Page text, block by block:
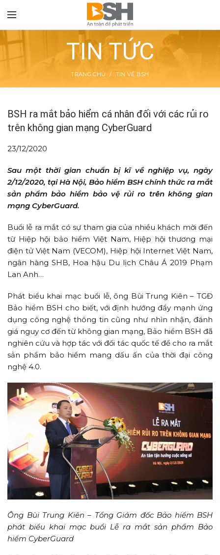
TIN TỨC
TRANG CHỦ TIN VỀ BSH
BSH ra mắt bảo hiểm cá nhân đối với các rủi ro
trên không gian mạng CyberGuard
23/12/2020
Sau một thời gian chuẩn bị kĩ về nghiệp vụ, ngày
2/12/2020, tại Hà Nội, Bảo hiểm BSH chính thức ra mắt
sản phẩm bảo hiểm bảo vệ rủi ro trên không gian
mạng CyberGuard.
Buổi lễ ra mắt có sự tham gia của nhiều khách mời đến
từ Hiệp hội bảo hiểm Việt Nam, Hiệp hội thương mại
điện tử Việt Nam (VECOM), Hiệp hội Internet Việt Nam,
ngân hàng SHB, Hoa hậu Du lịch Châu Á 2019 Phạm
Lan Anh…
Phát biểu khai mạc buổi lễ, ông Bùi Trung Kiên – TGĐ
Bảo hiểm BSH cho biết, với định hướng đẩy mạnh ứng
dụng công nghệ thông tin cũng như nhìn nhận, đánh
giá nguy cơ đến từ không gian mạng, Bảo hiểm BSH đã
nghiên cứu và hợp tác với đối tác quốc tế để cho ra mắt
sản phẩm bảo hiểm mang dấu ấn của thời đại công
nghệ 4.0.
Ông Bùi Trung Kiên – Tổng Giám đốc Bảo hiểm BSH
phát biểu khai mạc buổi Lễ ra mắt sản phẩm Bảo
hiểm CyberGuard